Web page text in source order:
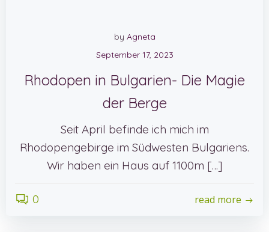
by Agneta
September 17, 2023
Rhodopen in Bulgarien- Die Magie
der Berge
Seit April befinde ich mich im
Rhodopengebirge im Südwesten Bulgariens.
Wir haben ein Haus auf 1100m […]
0 read more